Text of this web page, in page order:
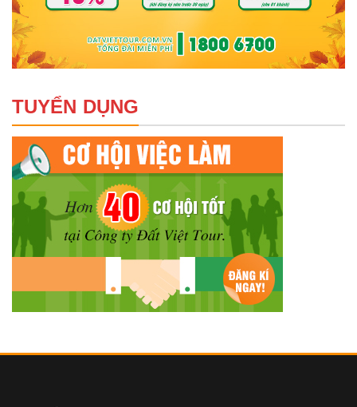
TUYỂN DỤNG